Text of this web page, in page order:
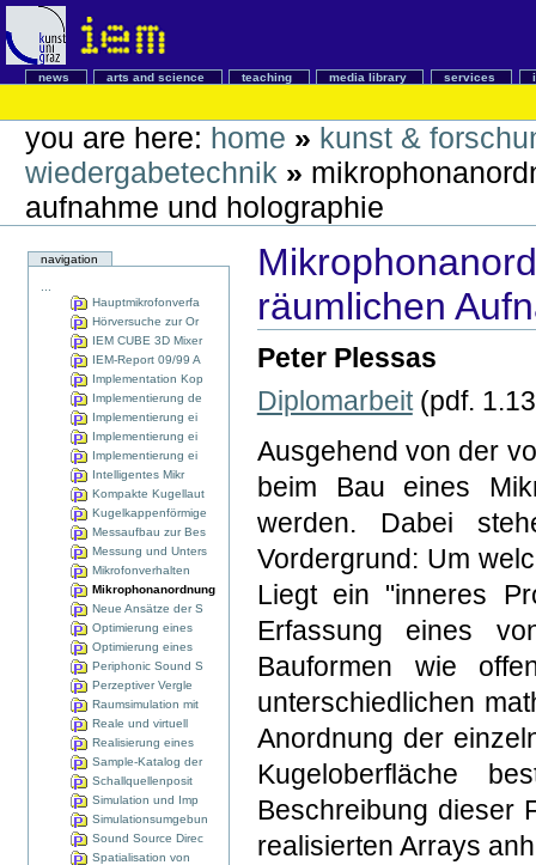
news arts and science teaching media library services
you are here: home » kunst &
wiedergabetechnik »
aufnahme und holographie
navigation
Hauptmikrofonverfa
Hörversuche zur Or
IEM CUBE 3D Mixer
IEM-Report 09/99 A
Implementation Kop
Implementierung de
Implementierung ei
Implementierung ei
Implementierung ei
Intelligentes Mikr
Kompakte Kugellaut
Kugelkappenförmige
Messaufbau zur Bes
Messung und Unters
Mikrofonverhalten
Mikrophonanordnung
Neue Ansätze der S
Optimierung eines
Optimierung eines
Periphonic Sound S
Perzeptiver Vergle
Raumsimulation mit
Reale und virtuell
Realisierung eines
Sample-Katalog der
Schallquellenposit
Simulation und Imp
Simulationsumgebun
Sound Source Direc
Spatialisation von
räumlichen
Peter Plessas
Diplomarbeit(pdf.
Ausgehend von der
beim Bau eines
werden. Dabei
Vordergrund: Um
Liegt ein "inneres
Erfassung eines
Bauformen wie
unterschiedlichen
Anordnung der
Kugeloberfläche
Beschreibung dieser
realisierten Arrays